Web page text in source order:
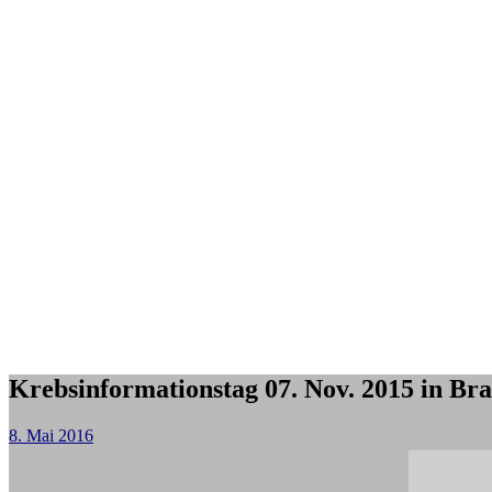
Krebsinformationstag 07. Nov. 2015 in
8. Mai 2016